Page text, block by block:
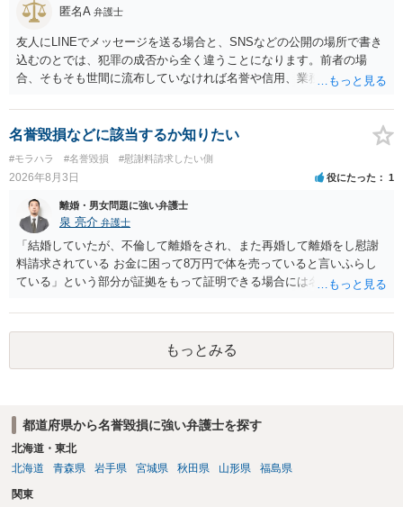
匿名A 弁護士
友人にLINEでメッセージを送る場合と、SNSなどの公開の場所で書き
込むのとでは、犯罪の成否から全く違うことになります。前者の場
合、そもそも世間に流布していなければ名誉や信用、業務にかかる犯
名誉毀損などに該当するか知りたい
#モラハラ #名誉毀損 #慰謝料請求したい側
2026年8月3日 役にたった 1
離婚・男女問題に強い弁護士
泉 亮介 弁護士
「結婚していたが、不倫して離婚をされ、また再婚して離婚をし慰謝
料請求されている お金に困って8万円で体を売っていると言いふらし
ている」という部分が証拠をもって証明できる場合には名誉権侵害や
ょう。 既に弁護士にご依頼されているとのことですので，依頼中の弁
護士と打ち合わせの末どのように対応するかを決められると良いでし
もっとみる
都道府県から名誉毀損に強い弁護士を探す
北海道・東北
北海道
青森県 岩手県 宮城県 秋田県 山形県 福島県
関東